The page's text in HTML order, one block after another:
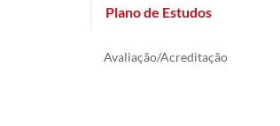
Plano de Estudos
Avaliação/Acreditação